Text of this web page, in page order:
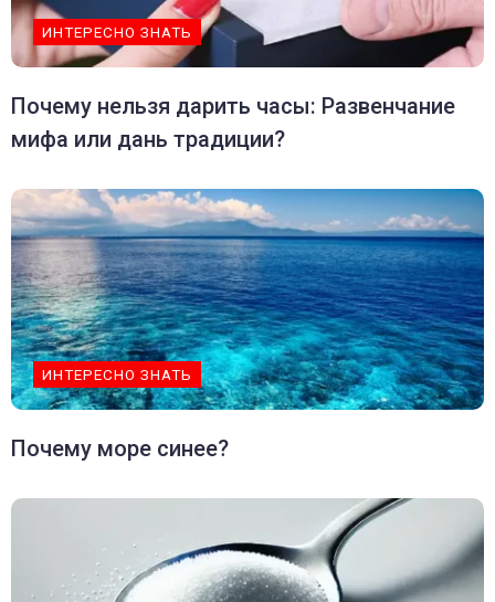
ИНТЕРЕСНО ЗНАТЬ
Почему нельзя дарить часы: Развенчание
мифа или дань традиции?
ИНТЕРЕСНО ЗНАТЬ
Почему море синее?